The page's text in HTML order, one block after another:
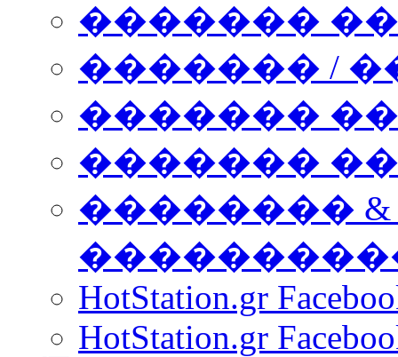
�������
������� /
�������
������� ���
��������
HotStation.gr
HotStation.gr